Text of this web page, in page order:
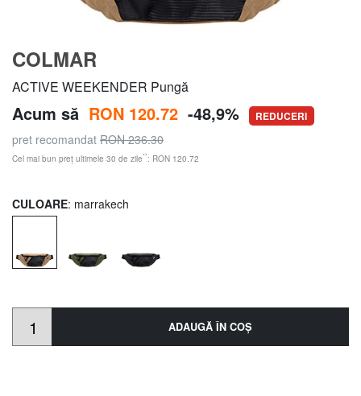
COLMAR
ACTIVE WEEKENDER Pungă
Acum să RON 120.72 -48,9% REDUCERI
pret recomandat RON 236.30
Cel mai bun preț ultimele 30 de zile**: RON 120.72
CULOARE: marrakech
ADAUGĂ ÎN COŞ